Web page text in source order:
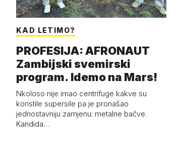
KAD LETIMO?
PROFESIJA: AFRONAUT
Zambijski svemirski
program. Idemo na Mars!
Nkoloso nije imao centrifuge kakve su
koristile supersile pa je pronašao
jednostavniju zamjenu: metalne bačve.
Kandida…